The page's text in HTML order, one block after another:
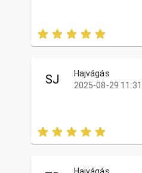
SJ
Hajvágás
2025-08-29 11:31
Hajvágás